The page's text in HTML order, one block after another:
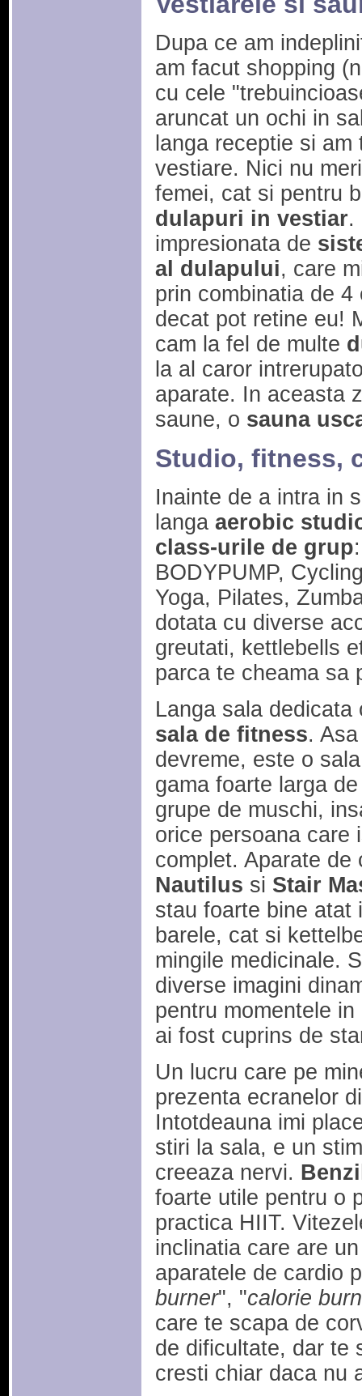
Dupa ce am
am facut shopping
cu cele
aruncat un ochi in
langa receptie si
vestiare. Nici nu
femei, cat si pentru
dulapuri in vestiar.
impresionata de
al dulapului, care
prin combinatia de
decat pot retine eu!
cam la fel de multe
la al caror
aparate. In aceasta
saune, o sauna
Studio, fitness,
Inainte de a intra in
langa aerobic
class-urile de grup
BODYPUMP,
Yoga, Pilates,
dotata cu diverse
greutati, kettlebells
parca te cheama sa
Langa sala
sala de fitness.
devreme, este o
gama foarte larga
grupe de muschi,
orice persoana care
complet. Aparate de
Nautilus si Stair
stau foarte bine atat
barele, cat si
mingile medicinale.
diverse imagini
pentru momentele
ai fost cuprins de
Un lucru care pe
prezenta ecranelor
Intotdeauna imi
stiri la sala, e un
creeaza nervi.
foarte utile pentru o
practica HIIT.
inclinatia care are
aparatele de cardio
burner", "calorie
care te scapa de
de dificultate, dar te
cresti chiar daca nu